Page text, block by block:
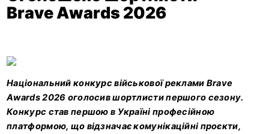
Brave Awards 2026
Національний конкурс військової реклами Brave
Awards 2026 оголосив шортлисти першого сезону.
Конкурс став першою в Україні професійною
платформою, що відзначає комунікаційні проєкти,